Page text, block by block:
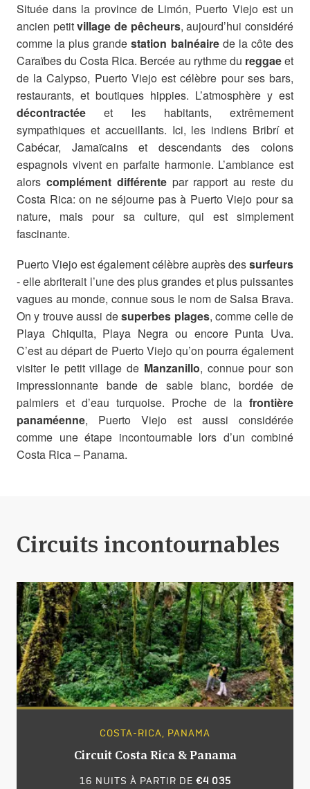
Située dans la province de Limón, Puerto Viejo est un
ancien petitvillage de pêcheurs, aujourd’hui considéré
comme la plus grandestation balnéairede la côte des
Caraïbes du Costa Rica. Bercée au rythme du reggaeet
de la Calypso, Puerto Viejo est célèbre pour ses bars,
restaurants, et boutiques hippies. L’atmosphère y est
décontractée et les habitants, extrêmement
sympathiques et accueillants. Ici, les indiens Bribrí et
Cabécar, Jamaïcains et descendants des colons
espagnols vivent en parfaite harmonie. L’ambiance est
alors complément différentepar rapport au reste du
Costa Rica: on ne séjourne pas à Puerto Viejo pour sa
nature, mais pour sa culture, qui est simplement
fascinante.
Puerto Viejo est également célèbre auprès dessurfeurs
- elle abriterait l’une des plus grandes et plus puissantes
vagues au monde, connue sous le nom de Salsa Brava.
On y trouve aussi desuperbes plages, comme celle de
Playa Chiquita, Playa Negra ou encore Punta Uva.
C’est au départ de Puerto Viejo qu’on pourra également
visiter le petit village de Manzanillo, connue pour son
impressionnante bande de sable blanc, bordée de
palmiers et d’eau turquoise. Proche de la frontière
panaméenne, Puerto Viejo est aussi considérée
comme une étape incontournable lors d’un combiné
Costa Rica – Panama.
Circuits incontournables
COSTA-RICA, PANAMA
Circuit Costa Rica & Panama
16 NUITS À PARTIR DE €4 035